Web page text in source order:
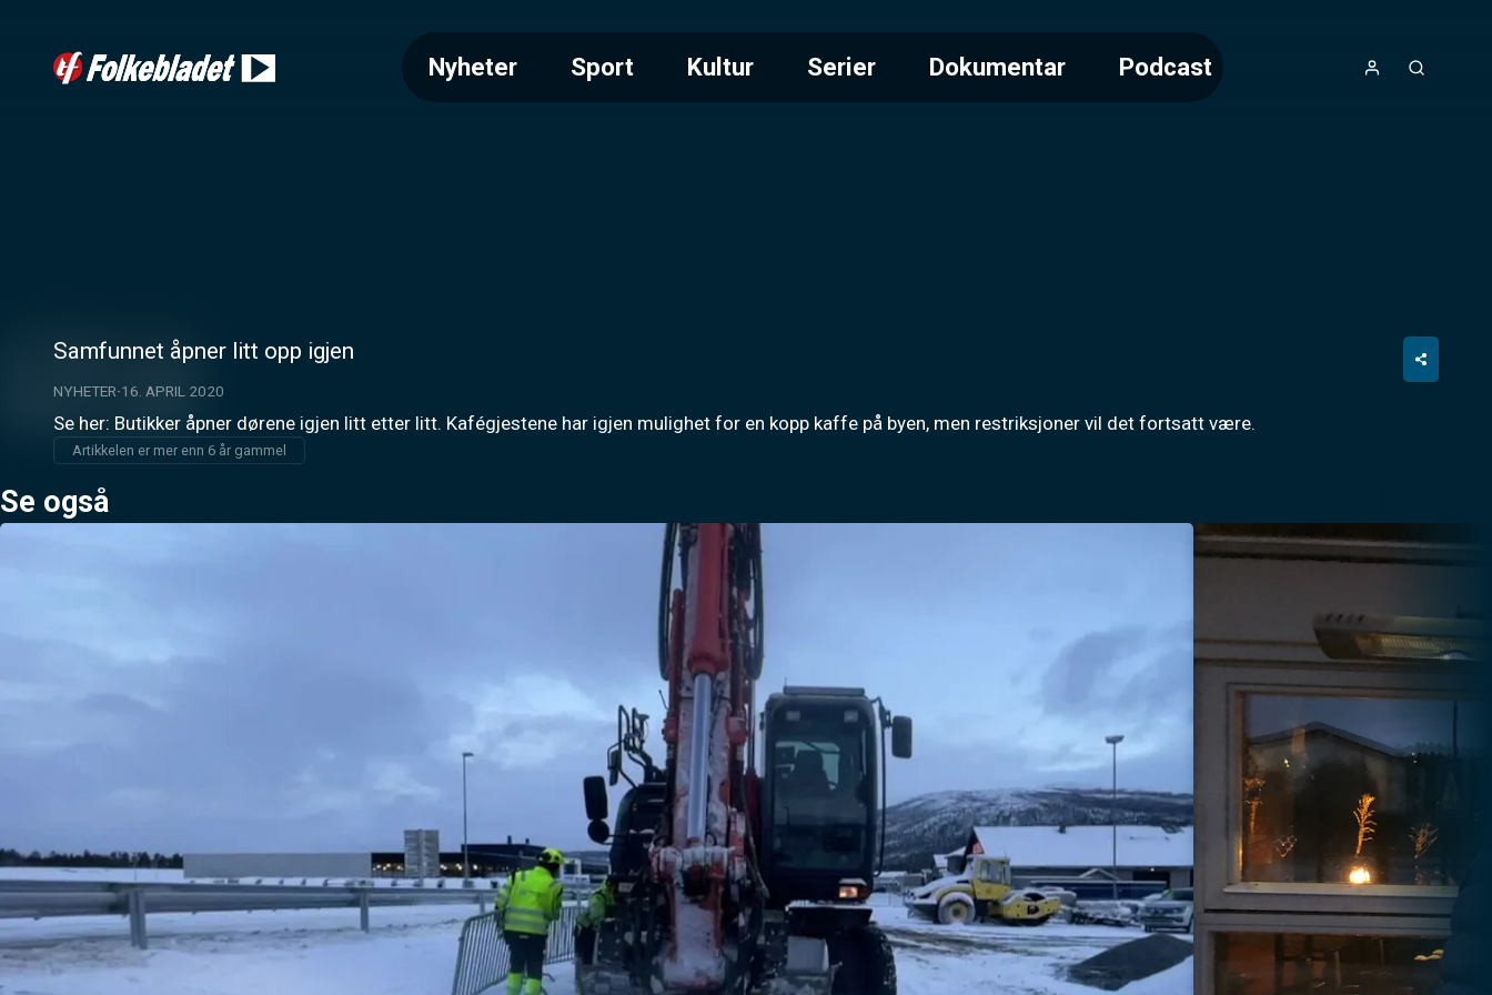
Nyheter Sport Kultur Serier Dokumentar Podcast
Samfunnet åpner litt opp igjen
NYHETER 16. APRIL 2020
Se her: Butikker åpner dørene igjen litt etter litt. Kafégjestene har igjen mulighet for en kopp kaffe på byen, men restriksjoner vil det fortsatt være.
Artikkelen er mer enn 6 år gammel
Se også